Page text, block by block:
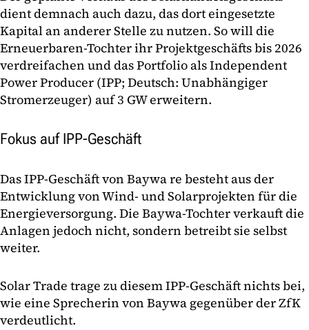
dient demnach auch dazu, das dort eingesetzte
Kapital an anderer Stelle zu nutzen. So will die
Erneuerbaren-Tochter ihr Projektgeschäfts bis 2026
verdreifachen und das Portfolio als Independent
Power Producer (IPP; Deutsch: Unabhängiger
Stromerzeuger) auf 3 GW erweitern.
Fokus auf IPP-Geschäft
Das IPP-Geschäft von Baywa re besteht aus der
Entwicklung von Wind- und Solarprojekten für die
Energieversorgung. Die Baywa-Tochter verkauft die
Anlagen jedoch nicht, sondern betreibt sie selbst
weiter.
Solar Trade trage zu diesem IPP-Geschäft nichts bei,
wie eine Sprecherin von Baywa gegenüber der ZfK
verdeutlicht.